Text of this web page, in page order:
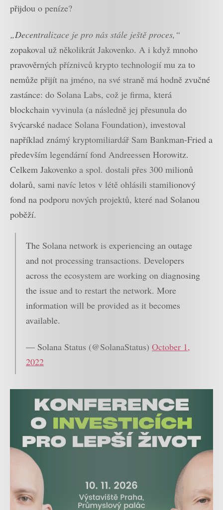
přijdou o peníze?
„Decentralizace je pro nás stále ještě proces,“
zopakoval už několikrát Jakovenko. A i když mnoho
pravověrných příznivců krypto technologií mu za to
nemůže přijít na jméno, na své straně má hodně zvučné
zastánce: do Solana Labs, což je firma, která
blockchain vyvinula (a následně jej přesunula do
švýcarské nadace Solana Foundation), investoval
například známý kryptomiliardář Sam Bankman-Fried a
především legendární fond Andreessen Horowitz.
Celkem Jakovenko a spol. dostali přes 300 milionů
dolarů, sami navíc letos v létě ohlásili stamilionový
fond na podporu nových projektů, které nad Solanou
poběží.
The Solana network is experiencing an outage
and not processing transactions. Developers
across the ecosystem are working on diagnosing
the issue and to restart the network. More
information will be provided as it becomes
available.
— Solana Status (@SolanaStatus) October 1,
2022